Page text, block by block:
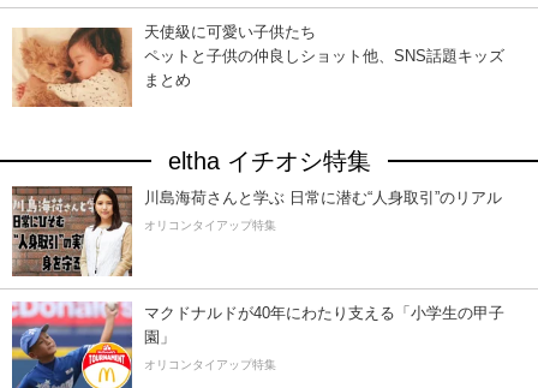
天使級に可愛い子供たち
ペットと子供の仲良しショット他、SNS話題キッズ
まとめ
eltha イチオシ特集
川島海荷さんと学ぶ 日常に潜む“人身取引”のリアル
オリコンタイアップ特集
マクドナルドが40年にわたり支える「小学生の甲子
園」
オリコンタイアップ特集